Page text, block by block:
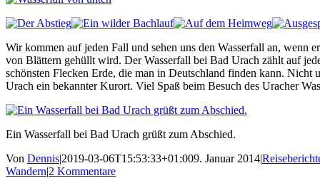
Wir kommen auf jeden Fall und sehen uns den Wasserfall an, wenn
von Blättern gehüllt wird. Der Wasserfall bei Bad Urach zählt auf
schönsten Flecken Erde, die man in Deutschland finden kann. Nicht
Urach ein bekannter Kurort. Viel Spaß beim Besuch des Uracher
Ein Wasserfall bei Bad Urach grüßt zum Abschied.
Von Dennis|2019-03-06T15:53:33+01:009. Januar 2014|
Wandern|2 Kommentare